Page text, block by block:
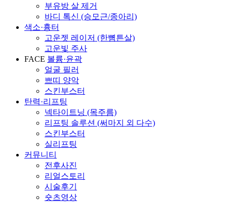
부유방 살 제거
바디 톡신 (승모근/종아리)
색소·흉터
고운젯 레이저 (한뼘튼살)
고운빛 주사
FACE 볼륨·윤곽
얼굴 필러
쁘띠 양악
스킨부스터
탄력·리프팅
넥타이트닝 (목주름)
리프팅 솔루션 (써마지 외 다수)
스킨부스터
실리프팅
커뮤니티
전후사진
리얼스토리
시술후기
숏츠영상